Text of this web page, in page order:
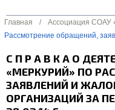
Главная / Ассоциация
Рассмотрение обращений,
С П Р А В К А О
«МЕРКУРИЙ» ПО
ЗАЯВЛЕНИЙ И
ОРГАНИЗАЦИЙ ЗА